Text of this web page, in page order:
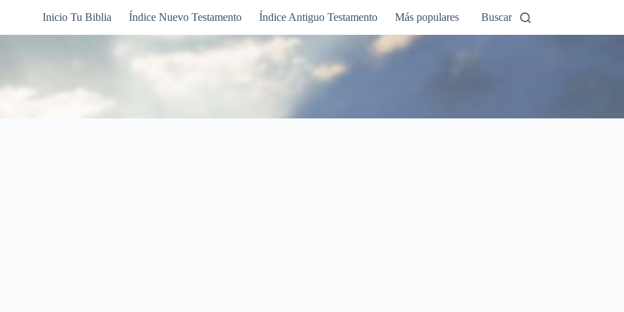
Inicio Tu Biblia Índice Nuevo Testamento Índice Antiguo Testamento Más populares Buscar